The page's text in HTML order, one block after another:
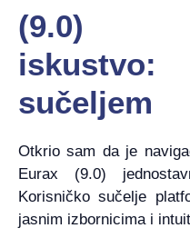
(9.0)
sučeljem
Otkrio sam da je
Eurax (9.0)
Korisničko sučelje
jasnim izbornicima i